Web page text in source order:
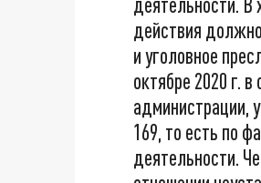
действия
и уголовное
октябре 2020 г.
администрации,
169, то есть по
деятельности.